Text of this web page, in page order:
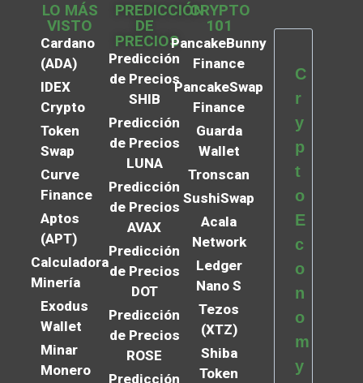
LO MÁS
VISTO
Cardano
(ADA)
IDEX
Crypto
Token
Swap
Curve
Finance
Aptos
(APT)
Calculadora
Minería
Exodus
Wallet
Minar
Monero
PREDICCIÓN
DE
PRECIOS
Predicción
de Precios
SHIB
Predicción
de Precios
LUNA
Predicción
de Precios
AVAX
Predicción
de Precios
DOT
Predicción
de Precios
ROSE
Predicción
CRYPTO
101
PancakeBunny
Finance
PancakeSwap
Finance
Guarda
Wallet
Tronscan
SushiSwap
Acala
Network
Ledger
Nano S
Tezos
(XTZ)
Shiba
Token
C
r
y
p
t
o
E
c
o
n
o
m
y